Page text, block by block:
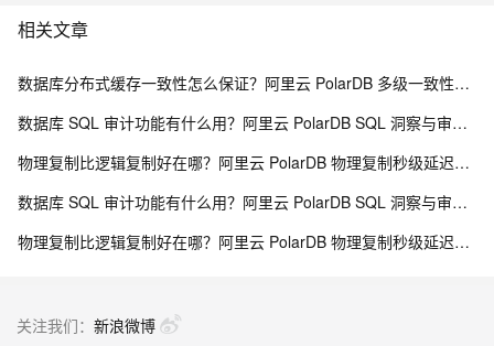
相关文章
数据库分布式缓存一致性怎么保证？阿里云 PolarDB 多级一致性架构解析
数据库 SQL 审计功能有什么用？阿里云 PolarDB SQL 洞察与审计解析
物理复制比逻辑复制好在哪？阿里云 PolarDB 物理复制秒级延迟解析
数据库 SQL 审计功能有什么用？阿里云 PolarDB SQL 洞察与审计解析
物理复制比逻辑复制好在哪？阿里云 PolarDB 物理复制秒级延迟解析
关注我们： 新浪微博